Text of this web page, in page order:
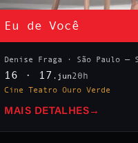
Eu de Você
Denise Fraga · São Paulo —
16 · 17 .jun20h
Cine Teatro Ouro Verde
MAIS DETALHES →